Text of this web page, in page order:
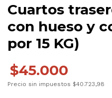
Cuartos
con hueso y
por 15 KG)
$45.000
Precio sin impuestos $40.723,98